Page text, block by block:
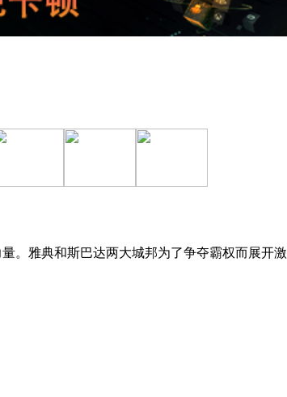
。雅典和斯巴达两大城邦为了争夺霸权而展开激